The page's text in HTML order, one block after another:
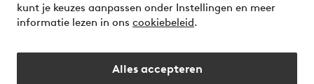
kunt je keuzes aanpassen onder Instellingen en meer
informatie lezen in ons cookiebeleid.
Alles accepteren